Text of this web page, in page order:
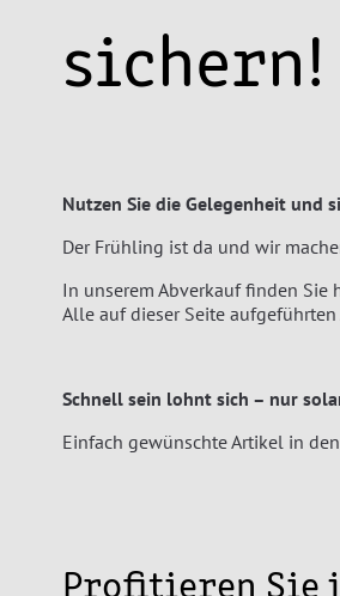
sichern!
Nutzen Sie die Gelegenheit und
Der Frühling ist da und wir
In unserem Abverkauf finden Sie
Alle auf dieser Seite
Schnell sein lohnt sich – nur
Einfach gewünschte Artikel in